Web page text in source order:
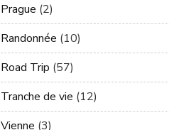
Prague (2)
Randonnée (10)
Road Trip (57)
Tranche de vie (12)
Vienne (3)